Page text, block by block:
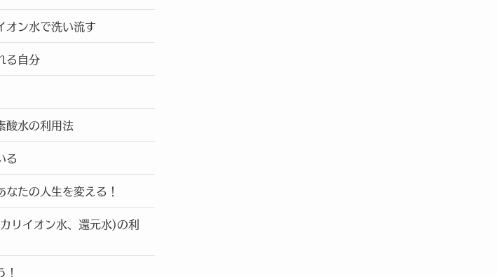
オン水で洗い流す
る自分
酸水の利用法
る
たの人生を変える！
リイオン水、還元水)の利